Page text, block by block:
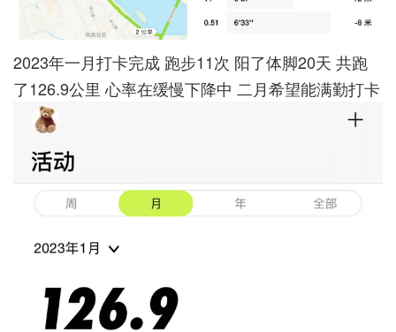
2023年一月打卡完成 跑步11次 阳了体脚20天 共跑
了126.9公里 心率在缓慢下降中 二月希望能满勤打卡